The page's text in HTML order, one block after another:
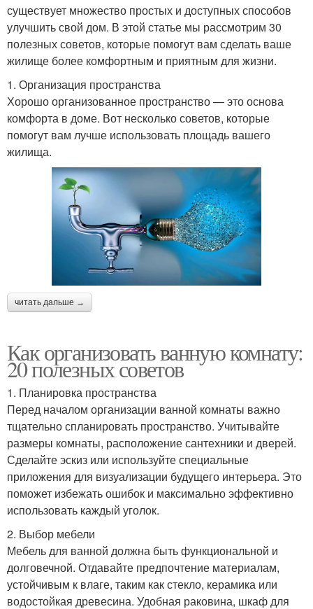
существует множество простых и доступных способов
улучшить свой дом. В этой статье мы рассмотрим 30
полезных советов, которые помогут вам сделать ваше
жилище более комфортным и приятным для жизни.
1. Организация пространства
Хорошо организованное пространство — это основа
комфорта в доме. Вот несколько советов, которые
помогут вам лучше использовать площадь вашего
жилища.
читать дальше →
Как организовать ванную комнату:
20 полезных советов
1. Планировка пространства
Перед началом организации ванной комнаты важно
тщательно спланировать пространство. Учитывайте
размеры комнаты, расположение сантехники и дверей.
Сделайте эскиз или используйте специальные
приложения для визуализации будущего интерьера. Это
поможет избежать ошибок и максимально эффективно
использовать каждый уголок.
2. Выбор мебели
Мебель для ванной должна быть функциональной и
долговечной. Отдавайте предпочтение материалам,
устойчивым к влаге, таким как стекло, керамика или
водостойкая древесина. Удобная раковина, шкаф для